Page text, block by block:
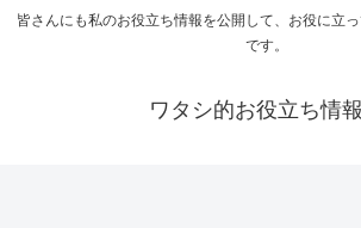
皆さんにも私のお役立ち情報を公開して、お役に立
です。
ワタシ的お役立ち情報